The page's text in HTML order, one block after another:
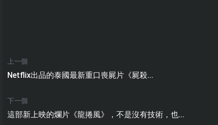
上一個
Netflix出品的泰國最新重口喪屍片《屍殺...
下一個
這部新上映的爛片《龍捲風》，不是沒有技術，也...